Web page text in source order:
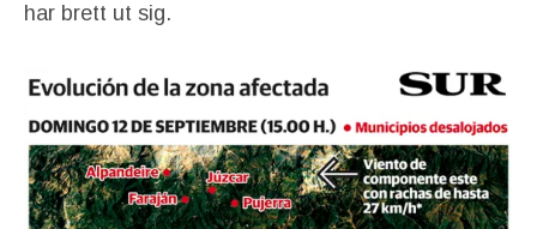
har brett ut sig.